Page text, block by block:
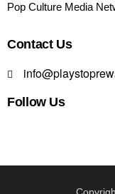
Pop Culture Media
Contact Us
Follow Us